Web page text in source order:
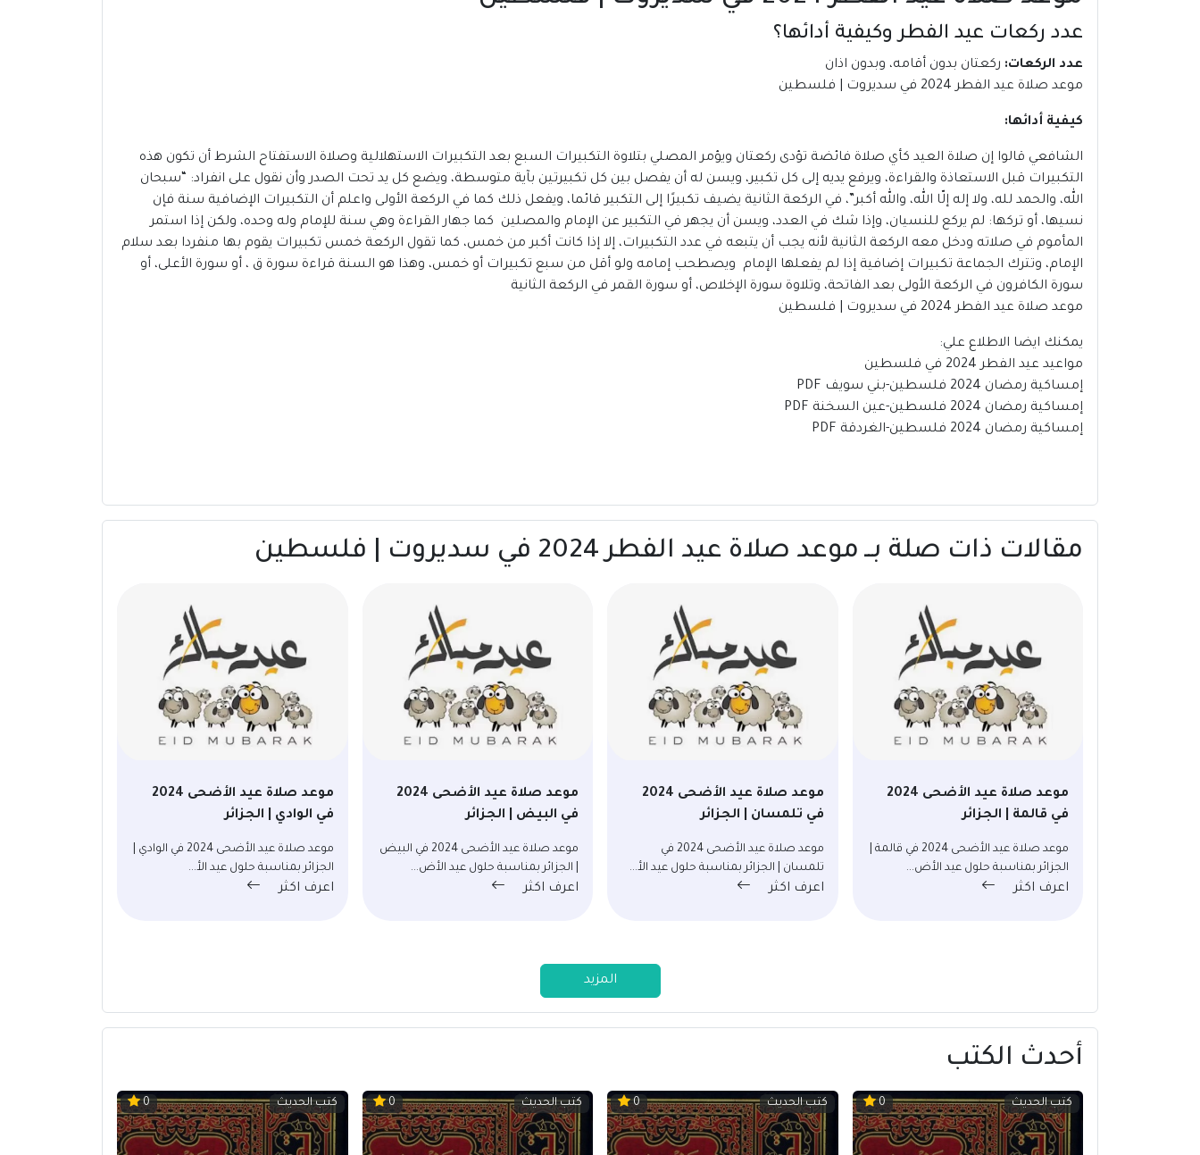
عدد ركعات عيد الفطر وكيفية أدائها؟
عدد الركعات: ركعتان بدون أقامه، وبدون اذان
موعد صلاة عيد الفطر 2024 في سديروت | فلسطين
كيفية أدائها:
الشافعي قالوا إن صلاة العيد كأي صلاة فائضة تؤدى ركعتان ويؤمر المصلي بتلاوة التكبيرات السبع بعد التكبيرات الاستهلالية وصلاة الاستفتاح الشرط أن تكون هذه
التكبيرات قبل الاستعاذة والقراءة، ويرفع يديه إلى كل تكبير، ويسن له أن يفصل بين كل تكبيرتين بآية متوسطة، ويضع كل يد تحت الصدر وأن نقول على انفراد: “سبحان
الله، والحمد لله، ولا إله إلّا الله، والله أكبر”، في الركعة الثانية يضيف تكبيرًا إلى التكبير قائما، ويفعل ذلك كما في الركعة الأولى واعلم أن التكبيرات الإضافية سنة فإن
نسيها، أو تركها: لم يركع للنسيان، وإذا شك في العدد، ويسن أن يجهر في التكبير عن الإمام والمصلين كما جهار القراءة وهي سنة للإمام وله وحده، ولكن إذا استمر
المأموم في صلاته ودخل معه الركعة الثانية لأنه يجب أن يتبعه في عدد التكبيرات، إلا إذا كانت أكبر من خمس، كما تقول الركعة خمس تكبيرات يقوم بها منفردا بعد سلام
الإمام، وتترك الجماعة تكبيرات إضافية إذا لم يفعلها الإمام ويصطحب إمامه ولو أقل من سبع تكبيرات أو خمس، وهذا هو السنة قراءة سورة ق ، أو سورة الأعلى، أو
سورة الكافرون في الركعة الأولى بعد الفاتحة، وتلاوة سورة الإخلاص، أو سورة القمر في الركعة الثانية
موعد صلاة عيد الفطر 2024 في سديروت | فلسطين
يمكنك ايضا الاطلاع علي:
مواعيد عيد الفطر 2024 في فلسطين
إمساكية رمضان 2024 فلسطين-بني سويف PDF
إمساكية رمضان 2024 فلسطين-عين السخنة PDF
إمساكية رمضان 2024 فلسطين-الغردقة PDF
مقالات ذات صلة بــ موعد صلاة عيد الفطر 2024 في سديروت | فلسطين
موعد صلاة عيد الأضحى 2024
في قالمة | الجزائر
موعد صلاة عيد الأضحى 2024 في قالمة |
الجزائر بمناسبة حلول عيد الأض...
اعرف اكثر
موعد صلاة عيد الأضحى 2024
في تلمسان | الجزائر
موعد صلاة عيد الأضحى 2024 في
تلمسان | الجزائر بمناسبة حلول عيد الأ...
اعرف اكثر
موعد صلاة عيد الأضحى 2024
في البيض | الجزائر
موعد صلاة عيد الأضحى 2024 في البيض
| الجزائر بمناسبة حلول عيد الأض...
اعرف اكثر
موعد صلاة عيد الأضحى 2024
في الوادي | الجزائر
موعد صلاة عيد الأضحى 2024 في الوادي |
الجزائر بمناسبة حلول عيد الأ...
اعرف اكثر
المزيد
أحدث الكتب
كتب الحديث 0 كتب الحديث 0 كتب الحديث 0 كتب الحديث 0